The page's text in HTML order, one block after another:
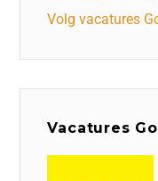
Volg vacatures
Vacatures